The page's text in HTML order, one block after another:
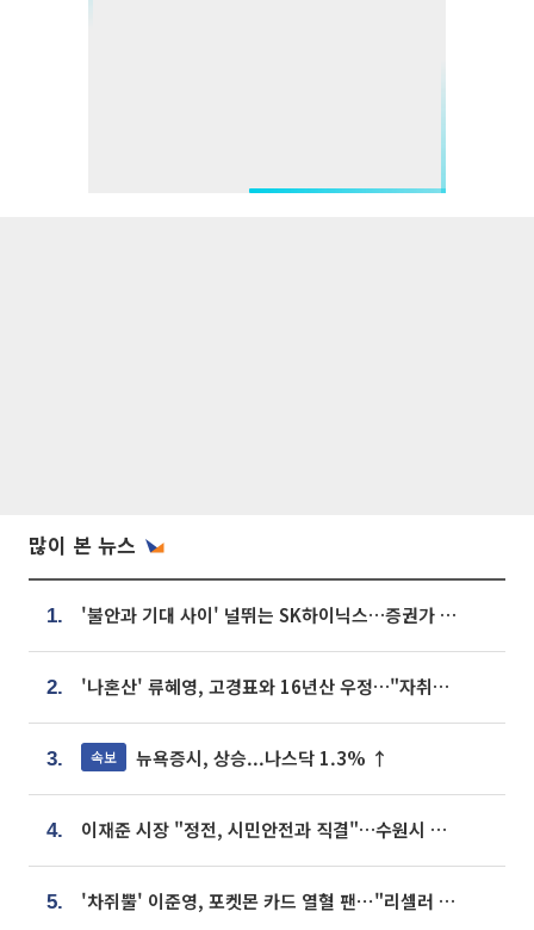
많이 본 뉴스
1. '불안과 기대 사이' 널뛰는 SK하이닉스…증권가 "HBM4·LTA 기반 펀터멘털 견고"
2. '나혼산' 류혜영, 고경표와 16년산 우정…"자취방서 부모님과 마주쳐"
3. 속보 뉴욕증시, 상승...나스닥 1.3% ↑
4. 이재준 시장 "정전, 시민안전과 직결"…수원시 비상대응체계 가동
5. '차쥐뿔' 이준영, 포켓몬 카드 열혈 팬⋯"리셀러 처단할 것"